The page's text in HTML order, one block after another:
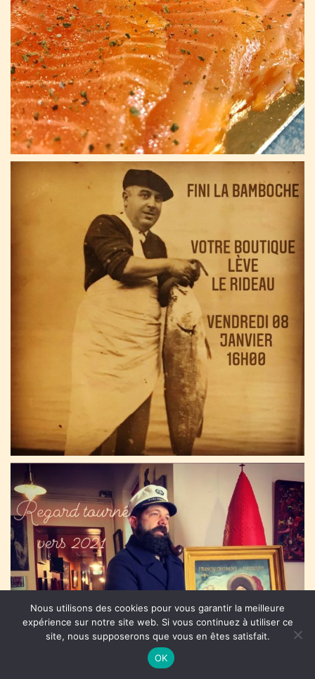
Nous utilisons des cookies pour vous garantir la meilleure
expérience sur notre site web. Si vous continuez à utiliser ce
site, nous supposerons que vous en êtes satisfait.
OK